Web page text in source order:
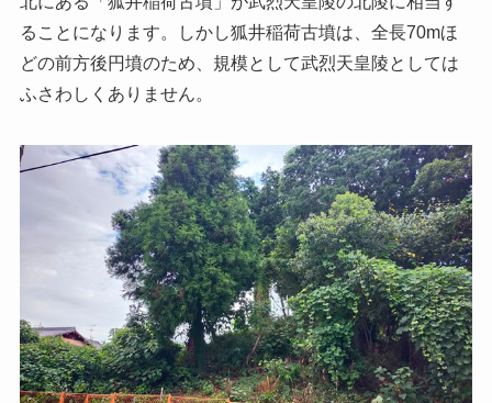
ることになります。しかし狐井稲荷古墳は、全長70mほ
どの前方後円墳のため、規模として武烈天皇陵としては
ふさわしくありません。